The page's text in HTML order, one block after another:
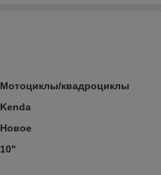
Мотоциклы/квадроциклы
Kenda
Новое
10"